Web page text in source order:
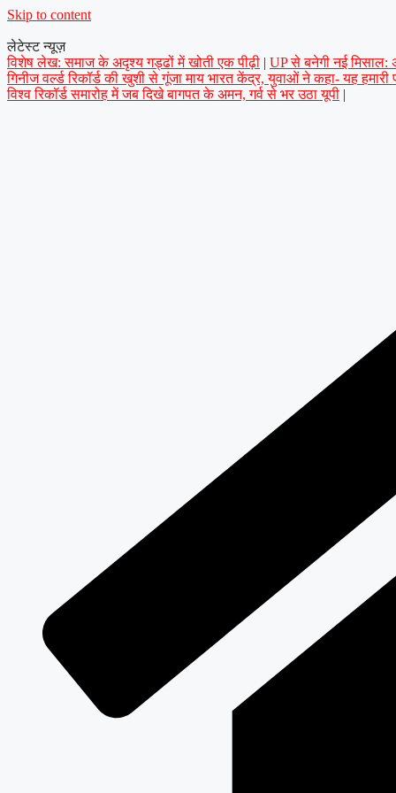
Skip to content
लेटेस्ट न्यूज़
विशेष लेख: समाज के अदृश्य गड्ढों में खोती एक पीढ़ी | UP से बनेगी नई मिसाल:
गिनीज वर्ल्ड रिकॉर्ड की खुशी से गूंजा माय भारत केंद्र, युवाओं ने कहा- यह हमारी
विश्व रिकॉर्ड समारोह में जब दिखे बागपत के अमन, गर्व से भर उठा यूपी |